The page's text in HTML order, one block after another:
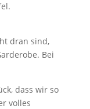
dran sind,
Bei
dass wir so
volles